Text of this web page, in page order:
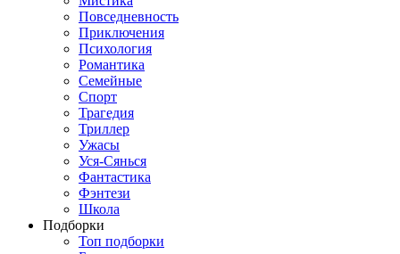
Повседневность
Приключения
Психология
Романтика
Семейные
Спорт
Трагедия
Триллер
Ужасы
Уся-Сянься
Фантастика
Фэнтези
Школа
Подборки
Топ подборки